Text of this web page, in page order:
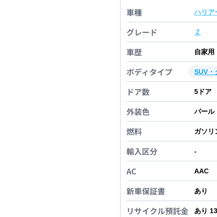
車種 ハリア
グレード Ｚ
車歴 自家用
ボディタイプ SUV・
ドア数 5 ドア
外装色 パール
燃料 ガソリ
輸入区分 -
AC AAC
新車保証書 あり
リサイクル預託金 あり